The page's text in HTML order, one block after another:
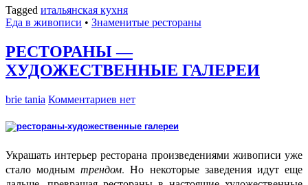
Tagged итальянская кухня
Еда в живописи • Знаменитые рестораны
РЕСТОРАНЫ —
ХУДОЖЕСТВЕННЫЕ ГАЛЕРЕИ
brie tania Комментариев нет
Украшать интерьер ресторана произведениями живописи уже
стало моднымтрендом. Но некоторые заведения идут еще